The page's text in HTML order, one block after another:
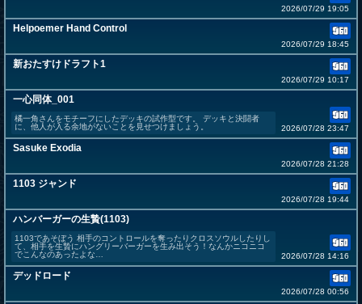
2026/07/29 19:05
Helpoemer Hand Control
2026/07/29 18:45
新おたすけドラフト1
2026/07/29 10:17
一心同体_001
橘一角さんをモチーフにしたデッキの試作型です。 デッキと決闘者
に、他人が入る余地がないことを見せつけましょう。
2026/07/28 23:47
Sasuke Exodia
2026/07/28 21:28
1103 ジャンド
2026/07/28 19:44
ハンバーガーの生贄(1103)
1103であそぼう 相手のコントロールを奪ったりクロスソウルしたりし
て、相手を生贄にハングリーバーガーを生み出そう！なんかニコニコ
でこんなのあったよな…
2026/07/28 14:16
デッドロード
2026/07/28 00:56